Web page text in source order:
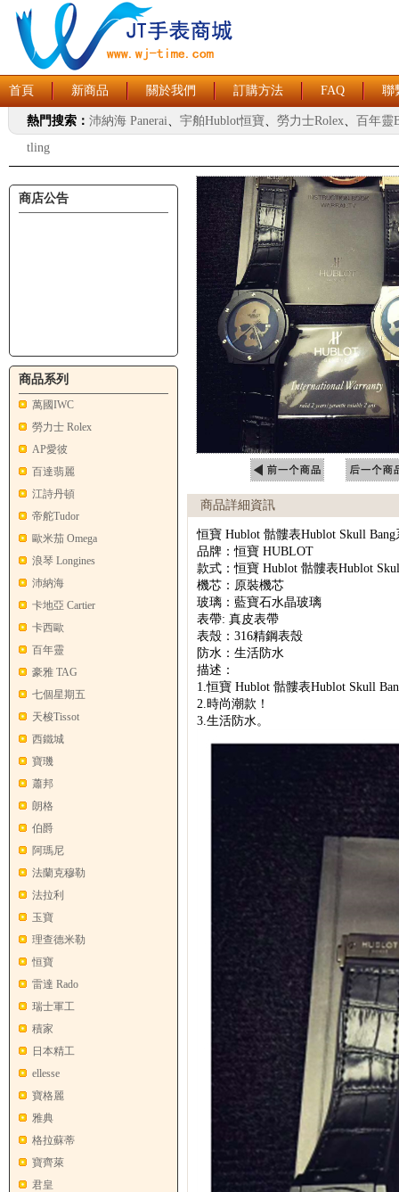
首頁 新商品 關於我們 訂購方法 FAQ 聯
熱門搜索： 沛納海 Panerai 宇舶Hublot恒寶 勞力士Rolex
百年靈
tling
商店公告
商品系列
萬國IWC
勞力士 Rolex
AP愛彼
百達翡麗
江詩丹頓
帝舵Tudor
歐米茄 Omega
浪琴 Longines
沛納海
卡地亞 Cartier
卡西歐
百年靈
豪雅 TAG
七個星期五
天梭Tissot
西鐵城
寶璣
蕭邦
朗格
伯爵
阿瑪尼
法蘭克穆勒
法拉利
玉寶
理查德米勒
恒寶
雷達 Rado
瑞士軍工
積家
日本精工
ellesse
寶格麗
雅典
格拉蘇蒂
寶齊萊
君皇
商品詳細資訊
恒寶 Hublot 骷髏表Hublot Skull Bang
品牌：恒寶 HUBLOT
款式：恒寶 Hublot 骷髏表Hublot
機芯：原裝機芯
玻璃：藍寶石水晶玻璃
表帶: 真皮表帶
表殼：316精鋼表殼
防水：生活防水
描述：
1.恒寶 Hublot 骷髏表Hublot Skull
2.時尚潮款！
3.生活防水。